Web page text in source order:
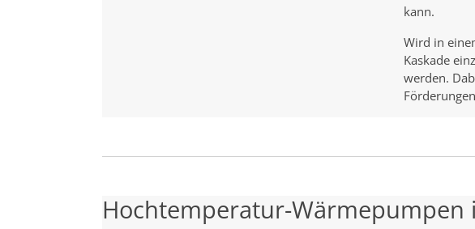
kann.
Wird in
Kaskade
werden.
Hochtemperatur-Wärmepumpen